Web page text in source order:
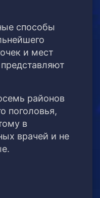
способы
и мест
районов
поголовья,
в
врачей и не